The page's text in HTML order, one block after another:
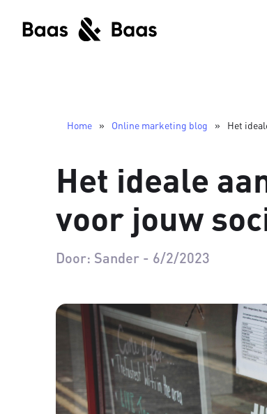
Home » Online marketing blog » Het
Het ideale
voor jouw
Door: Sander - 6/2/2023